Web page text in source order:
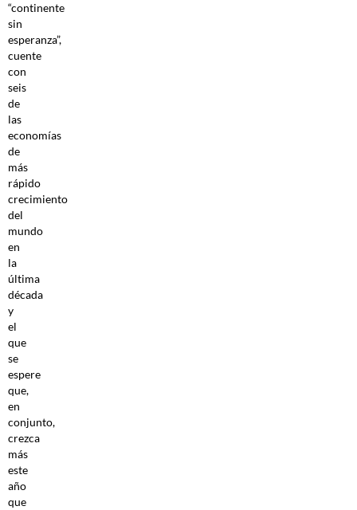
“continente
sin
esperanza”,
cuente
con
seis
de
las
economías
de
más
rápido
crecimiento
del
mundo
en
la
última
década
y
el
que
se
espere
que,
en
conjunto,
crezca
más
este
año
que